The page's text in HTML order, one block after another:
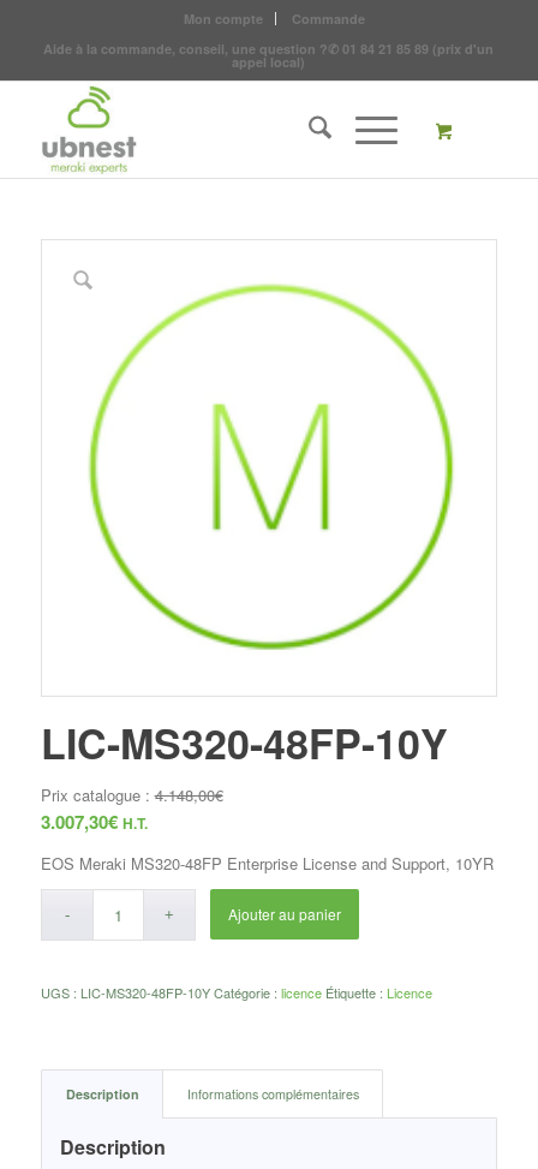
Mon compte
Commande
Aide à la commande, conseil, une question ?✆ 01 84 21 85 89 (prix d'un
appel local)
LIC-MS320-48FP-10Y
Prix catalogue :4.148,00€
3.007,30€ H.T.
EOS Meraki MS320-48FP Enterprise License and Support, 10YR
Ajouter au panier
UGS : LIC-MS320-48FP-10Y Catégorie : licence Étiquette : Licence
Description Informations complémentaires
Description